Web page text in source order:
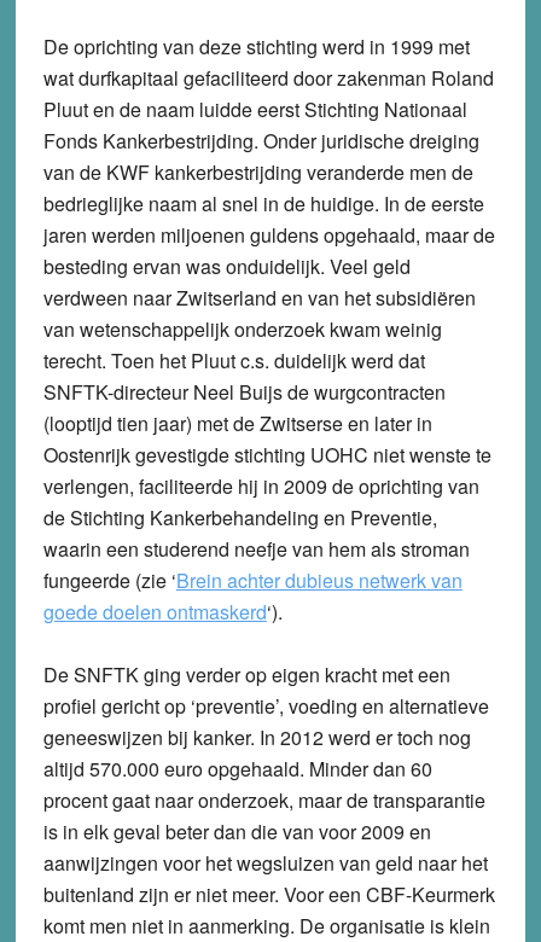
De oprichting van deze stichting werd in 1999 met
wat durfkapitaal gefaciliteerd door zakenman Roland
Pluut en de naam luidde eerst Stichting Nationaal
Fonds Kankerbestrijding. Onder juridische dreiging
van de KWF kankerbestrijding veranderde men de
bedrieglijke naam al snel in de huidige. In de eerste
jaren werden miljoenen guldens opgehaald, maar de
besteding ervan was onduidelijk. Veel geld
verdween naar Zwitserland en van het subsidiëren
van wetenschappelijk onderzoek kwam weinig
terecht. Toen het Pluut c.s. duidelijk werd dat
SNFTK-directeur Neel Buijs de wurgcontracten
(looptijd tien jaar) met de Zwitserse en later in
Oostenrijk gevestigde stichting UOHC niet wenste te
verlengen, faciliteerde hij in 2009 de oprichting van
de Stichting Kankerbehandeling en Preventie,
waarin een studerend neefje van hem als stroman
fungeerde (zie ‘Brein achter dubieus netwerk van
goede doelen ontmaskerd‘).
De SNFTK ging verder op eigen kracht met een
profiel gericht op ‘preventie’, voeding en alternatieve
geneeswijzen bij kanker. In 2012 werd er toch nog
altijd 570.000 euro opgehaald. Minder dan 60
procent gaat naar onderzoek, maar de transparantie
is in elk geval beter dan die van voor 2009 en
aanwijzingen voor het wegsluizen van geld naar het
buitenland zijn er niet meer. Voor een CBF-Keurmerk
komt men niet in aanmerking. De organisatie is klein